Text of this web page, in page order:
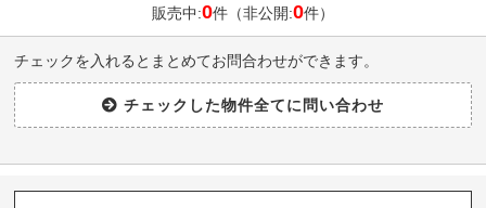
販売中:0件（非公開:0件）
チェックを入れるとまとめてお問合わせができます。